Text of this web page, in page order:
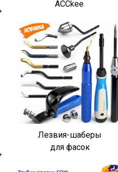
ACCkee
Лезвия-шаберы
для фасок